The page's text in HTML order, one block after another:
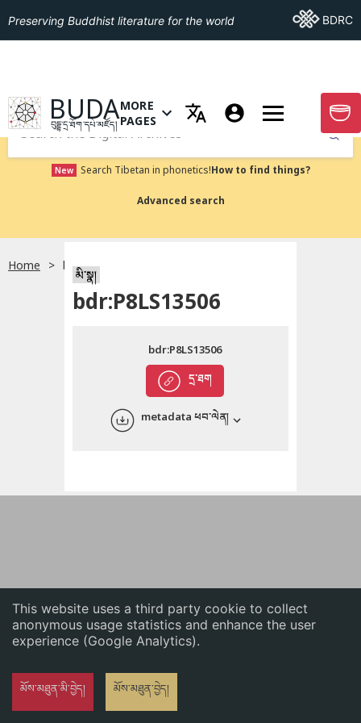
This website uses a third party cookie to collect
anonymous usage statistics and enhance the user
experience (Google Analytics).
མོས་མཐུན་མི་བྱེད། མོས་མཐུན་བྱེད།
English
Preserving Buddhist literature for the world Go ToBDRC
GO TO HOMEPAGE
BUDA
བུདྡྷ་དྲ་ཐོག་དཔེ་མཛོད།
OPEN MENU OF MORE PAGES
MORE
PAGES
GO
Submit
New Search Tibetan in phonetics!How to find things?
Advanced search
Home bdr:P8LS13506
མི་སྣ།
bdr:P8LS13506
དྲ་ཐག
bdr:P8LS13506
metadata ཕབ་ལེན།